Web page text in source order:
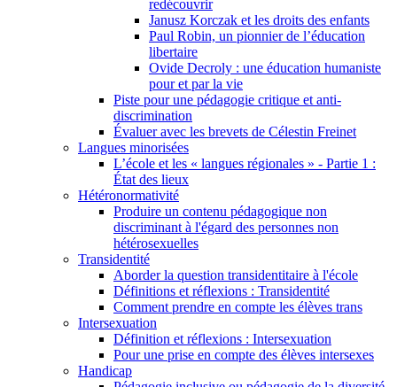
redécouvrir
Janusz Korczak et les droits des enfants
Paul Robin, un pionnier de l’éducation
libertaire
Ovide Decroly : une éducation humaniste
pour et par la vie
Piste pour une pédagogie critique et anti-
discrimination
Évaluer avec les brevets de Célestin Freinet
Langues minorisées
L’école et les « langues régionales » - Partie 1 :
État des lieux
Hétéronormativité
Produire un contenu pédagogique non
discriminant à l'égard des personnes non
hétérosexuelles
Transidentité
Aborder la question transidentitaire à l'école
Définitions et réflexions : Transidentité
Comment prendre en compte les élèves trans
Intersexuation
Définition et réflexions : Intersexuation
Pour une prise en compte des élèves intersexes
Handicap